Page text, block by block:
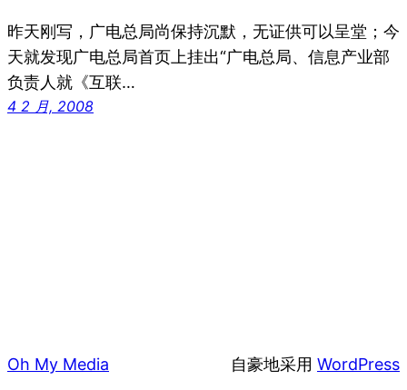
昨天刚写，广电总局尚保持沉默，无证供可以呈堂；今
天就发现广电总局首页上挂出“广电总局、信息产业部
负责人就《互联…
4 2 月, 2008
Oh My Media 自豪地采用 WordPress